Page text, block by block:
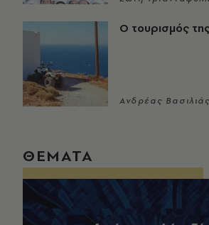
Ο τουρισμός
Ανδρέας Βασιλιάς
ΘΕΜΑΤΑ